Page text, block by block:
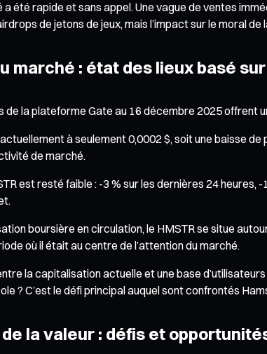
été rapide et sans appel. Une vague de ventes
de jetons de jeux, mais l’impact sur le moral
marché : état des lieux basé
de la plateforme Gate au 16 décembre 2025 offrent
à seulement 0,0002 $, soit une baisse
de marché.
est resté faible : -3 % sur les dernières 24
boursière en circulation, le HMSTR se situe
où il était au centre de l’attention du marché.
la capitalisation actuelle et une base
? C’est le défi principal auquel sont confrontés
la valeur : défis et